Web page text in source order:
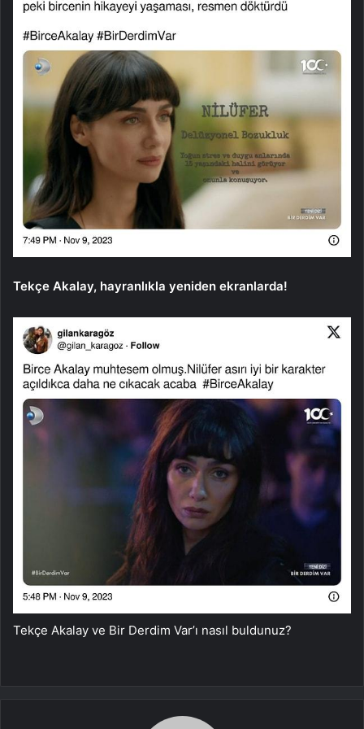
Tekçe Akalay, hayranlıkla yeniden ekranlarda!
Tekçe Akalay ve Bir Derdim Var’ı nasıl buldunuz?